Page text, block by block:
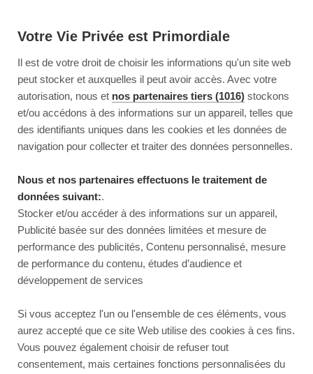
Votre Vie Privée est Primordiale
Il est de votre droit de choisir les informations qu'un site web
peut stocker et auxquelles il peut avoir accès. Avec votre
autorisation, nous et nos partenaires tiers (1016) stockons
et/ou accédons à des informations sur un appareil, telles que
des identifiants uniques dans les cookies et les données de
navigation pour collecter et traiter des données personnelles.
Nous et nos partenaires effectuons le traitement de
données suivant:.
Stocker et/ou accéder à des informations sur un appareil,
Publicité basée sur des données limitées et mesure de
performance des publicités, Contenu personnalisé, mesure
de performance du contenu, études d’audience et
développement de services
Si vous acceptez l'un ou l'ensemble de ces éléments, vous
aurez accepté que ce site Web utilise des cookies à ces fins.
Vous pouvez également choisir de refuser tout
consentement, mais certaines fonctions personnalisées du
Reload to try again, or go back.
Reload Back